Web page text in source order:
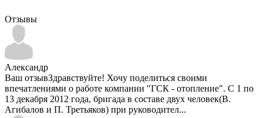
Отзывы
Александр
Ваш отзывЗдравствуйте! Хочу поделиться своими
впечатлениями о работе компании "ГСК - отопление". С 1 по
13 декабря 2012 года, бригада в составе двух человек(В.
Агибалов и П. Третьяков) при руководител...